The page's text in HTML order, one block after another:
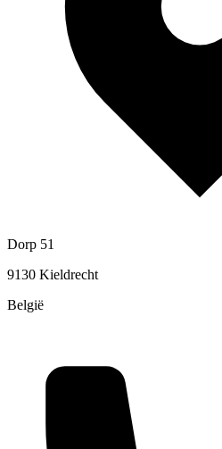
Dorp 51
9130 Kieldrecht
België